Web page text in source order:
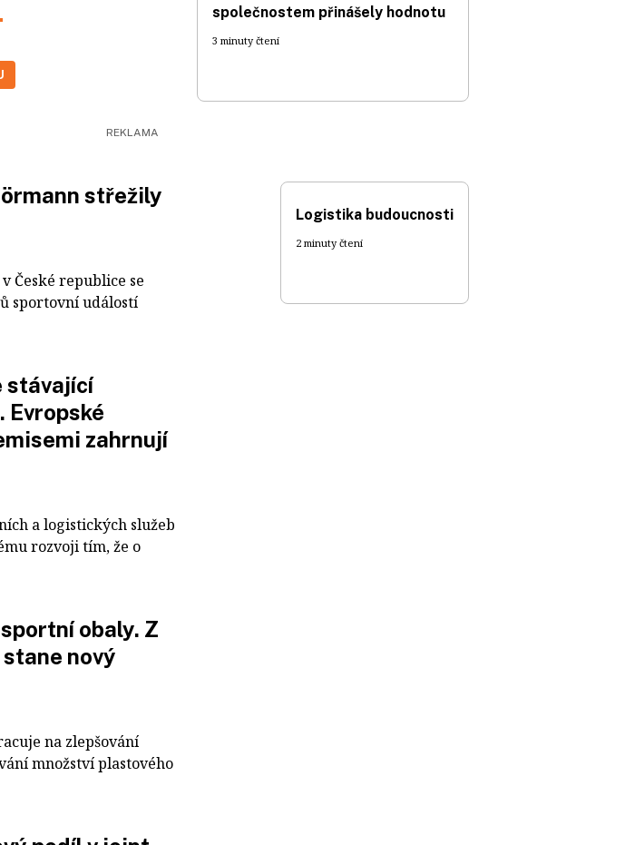
společnostem přinášely hodnotu
3 minuty čtení
střežily
České republice se
sportovní událostí
stávající
Evropské
zahrnují
a logistických služeb
rozvoji tím, že o
obaly. Z
nový
na zlepšování
množství plastového
Logistika budoucnosti
2 minuty čtení